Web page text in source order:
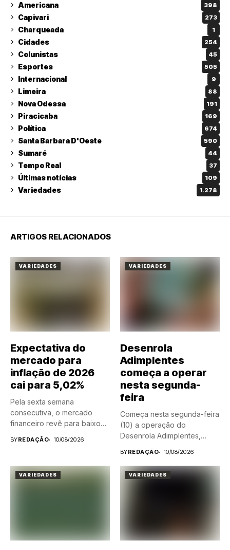
Americana 398
Capivari 273
Charqueada 1
Cidades 254
Colunistas 45
Esportes 505
Internacional 9
Limeira 88
Nova Odessa 191
Piracicaba 169
Política 674
Santa Barbara D'Oeste 590
Sumaré 44
Tempo Real 37
Últimas notícias 109
Variedades 1.278
ARTIGOS RELACIONADOS
VARIEDADES
Expectativa do
mercado para
inflação de 2026
cai para 5,02%
Pela sexta semana
consecutiva, o mercado
financeiro revê para baixo
BYREDAÇÃO 10/08/2026
VARIEDADES
Desenrola
Adimplentes
começa a operar
nesta segunda-
feira
Começa nesta segunda-feira
(10) a operação do
Desenrola Adimplentes,
BYREDAÇÃO 10/08/2026
VARIEDADES VARIEDADES